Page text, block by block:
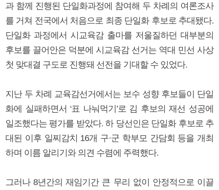
과 함께 진행된 단일화과정에 참여해 두 차례의 여론조사
를 거쳐 전국에서 처음으로 최종 단일화 후보로 추대됐다.
단일화 과정에서 시교육감 출마를 저울질하던 대부분의
후보를 끌어안은 덕분에 시교육감 선거는 역대 민선 사상
첫 맞대결 구도로 진행돼 선전을 기대할 수 있었다.
지난 두 차례 교육감선거에서는 보수 성향 후보들이 단일
화에 실패하면서 ‘표 나눠먹기’로 김 후보의 재선 성공에
일조했다는 평가를 받았다. 하 당선인은 단일화 후보로 추
대된 이후 일찌감치 16개 구·군 학부모 간담회 등을 개최
하며 이름 알리기와 의견 수렴에 주력했다.
그러나 8년간의 재임기간 큰 무리 없이 안정적으로 이끌